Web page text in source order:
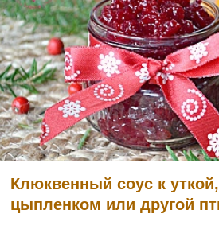
Клюквенный соус к
цыпленком или другой